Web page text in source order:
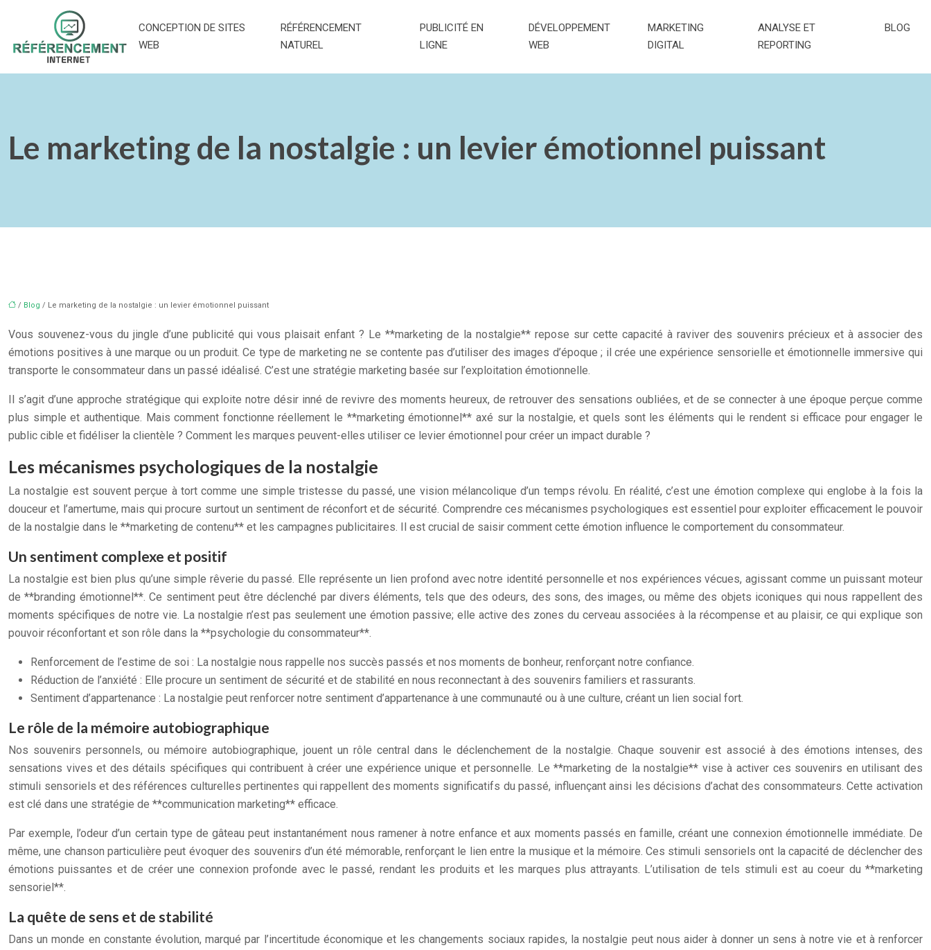
CONCEPTION DE SITES
WEB
RÉFÉRENCEMENT
NATUREL
PUBLICITÉ EN
LIGNE
DÉVELOPPEMENT
WEB
MARKETING
DIGITAL
ANALYSE ET
REPORTING
BLOG
Le marketing de la nostalgie : un levier émotionnel puissant
/ Blog / Le marketing de la nostalgie : un levier émotionnel puissant
Vous souvenez-vous du jingle d’une publicité qui vous plaisait enfant ? Le **marketing de la nostalgie** repose sur cette capacité à raviver des souvenirs précieux et à associer des
émotions positives à une marque ou un produit. Ce type de marketing ne se contente pas d’utiliser des images d’époque ; il crée une expérience sensorielle et émotionnelle immersive qui
transporte le consommateur dans un passé idéalisé. C’est une stratégie marketing basée sur l’exploitation émotionnelle.
Il s’agit d’une approche stratégique qui exploite notre désir inné de revivre des moments heureux, de retrouver des sensations oubliées, et de se connecter à une époque perçue comme
plus simple et authentique. Mais comment fonctionne réellement le **marketing émotionnel** axé sur la nostalgie, et quels sont les éléments qui le rendent si efficace pour engager le
public cible et fidéliser la clientèle ? Comment les marques peuvent-elles utiliser ce levier émotionnel pour créer un impact durable ?
Les mécanismes psychologiques de la nostalgie
La nostalgie est souvent perçue à tort comme une simple tristesse du passé, une vision mélancolique d’un temps révolu. En réalité, c’est une émotion complexe qui englobe à la fois la
douceur et l’amertume, mais qui procure surtout un sentiment de réconfort et de sécurité. Comprendre ces mécanismes psychologiques est essentiel pour exploiter efficacement le pouvoir
de la nostalgie dans le **marketing de contenu** et les campagnes publicitaires. Il est crucial de saisir comment cette émotion influence le comportement du consommateur.
Un sentiment complexe et positif
La nostalgie est bien plus qu’une simple rêverie du passé. Elle représente un lien profond avec notre identité personnelle et nos expériences vécues, agissant comme un puissant moteur
de **branding émotionnel**. Ce sentiment peut être déclenché par divers éléments, tels que des odeurs, des sons, des images, ou même des objets iconiques qui nous rappellent des
moments spécifiques de notre vie. La nostalgie n’est pas seulement une émotion passive; elle active des zones du cerveau associées à la récompense et au plaisir, ce qui explique son
pouvoir réconfortant et son rôle dans la **psychologie du consommateur**.
Renforcement de l’estime de soi : La nostalgie nous rappelle nos succès passés et nos moments de bonheur, renforçant notre confiance.
Réduction de l’anxiété : Elle procure un sentiment de sécurité et de stabilité en nous reconnectant à des souvenirs familiers et rassurants.
Sentiment d’appartenance : La nostalgie peut renforcer notre sentiment d’appartenance à une communauté ou à une culture, créant un lien social fort.
Le rôle de la mémoire autobiographique
Nos souvenirs personnels, ou mémoire autobiographique, jouent un rôle central dans le déclenchement de la nostalgie. Chaque souvenir est associé à des émotions intenses, des
sensations vives et des détails spécifiques qui contribuent à créer une expérience unique et personnelle. Le **marketing de la nostalgie** vise à activer ces souvenirs en utilisant des
stimuli sensoriels et des références culturelles pertinentes qui rappellent des moments significatifs du passé, influençant ainsi les décisions d’achat des consommateurs. Cette activation
est clé dans une stratégie de **communication marketing** efficace.
Par exemple, l’odeur d’un certain type de gâteau peut instantanément nous ramener à notre enfance et aux moments passés en famille, créant une connexion émotionnelle immédiate. De
même, une chanson particulière peut évoquer des souvenirs d’un été mémorable, renforçant le lien entre la musique et la mémoire. Ces stimuli sensoriels ont la capacité de déclencher des
émotions puissantes et de créer une connexion profonde avec le passé, rendant les produits et les marques plus attrayants. L’utilisation de tels stimuli est au coeur du **marketing
sensoriel**.
La quête de sens et de stabilité
Dans un monde en constante évolution, marqué par l’incertitude économique et les changements sociaux rapides, la nostalgie peut nous aider à donner un sens à notre vie et à renforcer